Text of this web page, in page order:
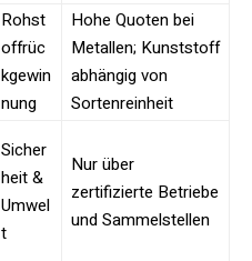
Rohst
offrüc
kgewin
nung
Hohe Quoten bei
Metallen; Kunststoff
abhängig von
Sortenreinheit
Sicher
heit &
Umwel
t
Nur über
zertifizierte Betriebe
und Sammelstellen